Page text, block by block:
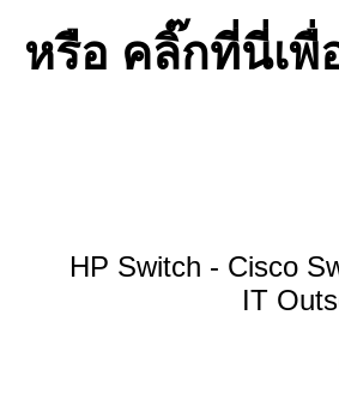
หรือ คลิ๊กที่นี่เพื่
HP Switch - Cisco
IT